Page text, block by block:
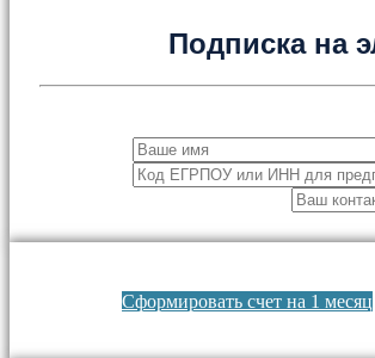
Подписка на
Сформировать счет на 1 месяц